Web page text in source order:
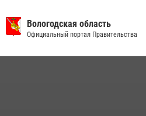
В Великом Устюге росгвардейцы
стрельбу
Вологодская область
Официальный портал Правительства